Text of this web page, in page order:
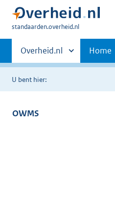
U
hier:
standaarden.overheid.nl
Primaire
navigatie
Andere
sites
binnen
Overheid.nl Home
U bent hier:
OWMS